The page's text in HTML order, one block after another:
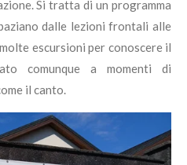
Si tratta di un programma
dalle lezioni frontali alle
escursioni per conoscere il
comunque a momenti di
il canto.